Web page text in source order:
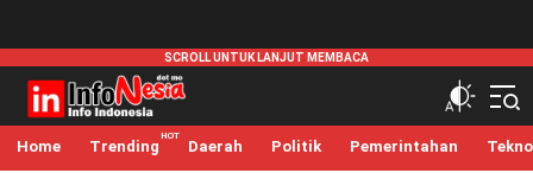
infonesia.me
Info Indonesia
Home Trending Daerah Politik Pemerintahan Tekno